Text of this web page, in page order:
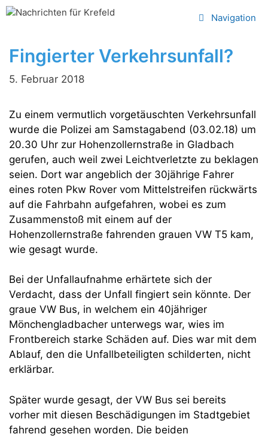
Zum
Navigation
Fingierter Verkehrsunfall?
5. Februar 2018
Zu einem vermutlich vorgetäuschten Verkehrsunfall
wurde die Polizei am Samstagabend (03.02.18) um
20.30 Uhr zur Hohenzollernstraße in Gladbach
gerufen, auch weil zwei Leichtverletzte zu beklagen
seien. Dort war angeblich der 30jährige Fahrer
eines roten Pkw Rover vom Mittelstreifen rückwärts
auf die Fahrbahn aufgefahren, wobei es zum
Zusammenstoß mit einem auf der
Hohenzollernstraße fahrenden grauen VW T5 kam,
wie gesagt wurde.
Bei der Unfallaufnahme erhärtete sich der
Verdacht, dass der Unfall fingiert sein könnte. Der
graue VW Bus, in welchem ein 40jähriger
Mönchengladbacher unterwegs war, wies im
Frontbereich starke Schäden auf. Dies war mit dem
Ablauf, den die Unfallbeteiligten schilderten, nicht
erklärbar.
Später wurde gesagt, der VW Bus sei bereits
vorher mit diesen Beschädigungen im Stadtgebiet
fahrend gesehen worden. Die beiden